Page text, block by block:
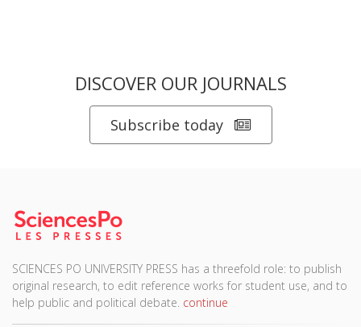
DISCOVER OUR JOURNALS
Subscribe today
SCIENCES PO UNIVERSITY PRESS has a threefold role: to publish
original research, to edit reference works for student use, and to
help public and political debate. continue